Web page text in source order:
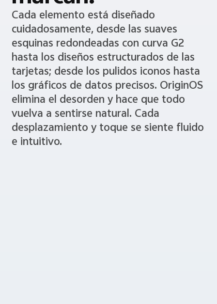
Cada elemento está diseñado
cuidadosamente, desde las suaves
esquinas redondeadas con curva G2
hasta los diseños estructurados de las
tarjetas; desde los pulidos iconos hasta
los gráficos de datos precisos. OriginOS
elimina el desorden y hace que todo
vuelva a sentirse natural. Cada
desplazamiento y toque se siente fluido
e intuitivo.